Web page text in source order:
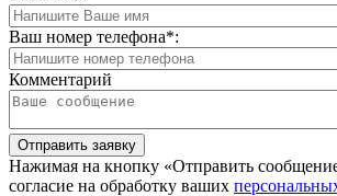
Ваш номер телефона*:
Комментарий
Отправить заявку
Нажимая на кнопку «Отправить
согласие на обработку ваших